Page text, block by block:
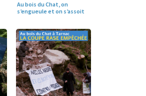
Au bois du Chat, on
s’engueule et on s’assoit